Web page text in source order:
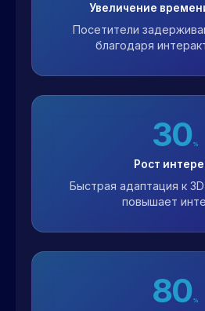
Увеличение
Посетители
благодаря
30%
Рост
Быстрая адаптация к
повышает
80%